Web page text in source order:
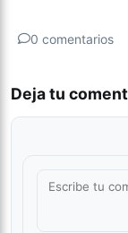
0 comentarios
Deja tu